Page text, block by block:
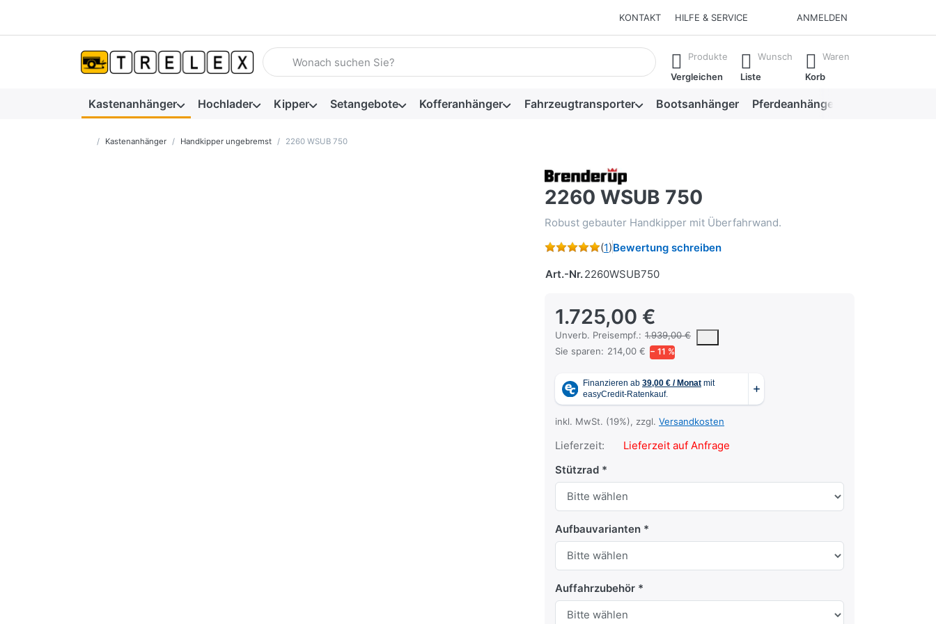
KONTAKT HILFE & SERVICE ANMELDEN
Geben Sie einen Suchbegriff ein. Während Sie tippen, erscheinen automatisch erste Ergebnisse. Drücken Sie die Eingabetaste, um alle
Produkte
Vergleichen
Wunsch
Liste
Waren
Korb
Kastenanhänger Hochlader Kipper Setangebote Kofferanhänger Fahrzeugtransporter Bootsanhänger Pferdeanhänger
Startseite
Kastenanhänger Handkipper ungebremst 2260 WSUB 750
2260 WSUB 750
Robust gebauter Handkipper mit Überfahrwand.
(1)Bewertung schreiben
Art.-Nr.2260WSUB750
1.725,00 €
Unverb. Preisempf.: 1.939,00 €
Die UVP ist der vorgeschlagene oder empfohlene Verkaufspreis eines Produkts,
Sie sparen: 214,00 € − 11 %
inkl. MwSt. (19%), zzgl. Versandkosten
Lieferzeit:
Lieferzeit auf Anfrage
Stützrad
Aufbauvarianten
Auffahrzubehör